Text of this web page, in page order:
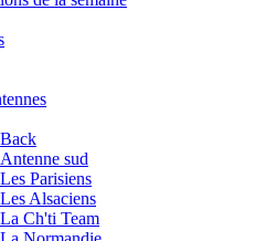
Back
Antenne sud
Les Parisiens
Les Alsaciens
La Ch'ti Team